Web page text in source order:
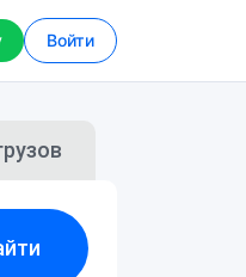
Войти